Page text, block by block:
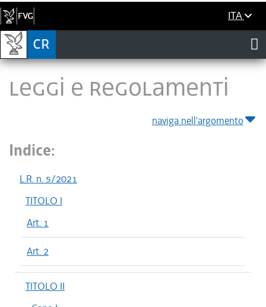
ITA
LEGGI E REGOLAMENTI
naviga nell'argomento
Indice:
L.R. n. 5/2021
TITOLO I
Art. 1
Art. 2
TITOLO II